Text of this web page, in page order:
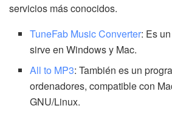
servicios más conocidos.
TuneFab Music Converter: Es
sirve en Windows y Mac.
All to MP3: También es un
ordenadores, compatible con
GNU/Linux.